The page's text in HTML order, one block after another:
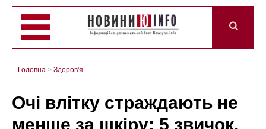
Головна > Здоров'я
Очі влітку страждають не
менше за шкіру: 5 звичок,